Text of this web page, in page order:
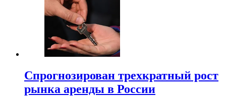
Спрогнозирован трехкратный рост
рынка аренды в России